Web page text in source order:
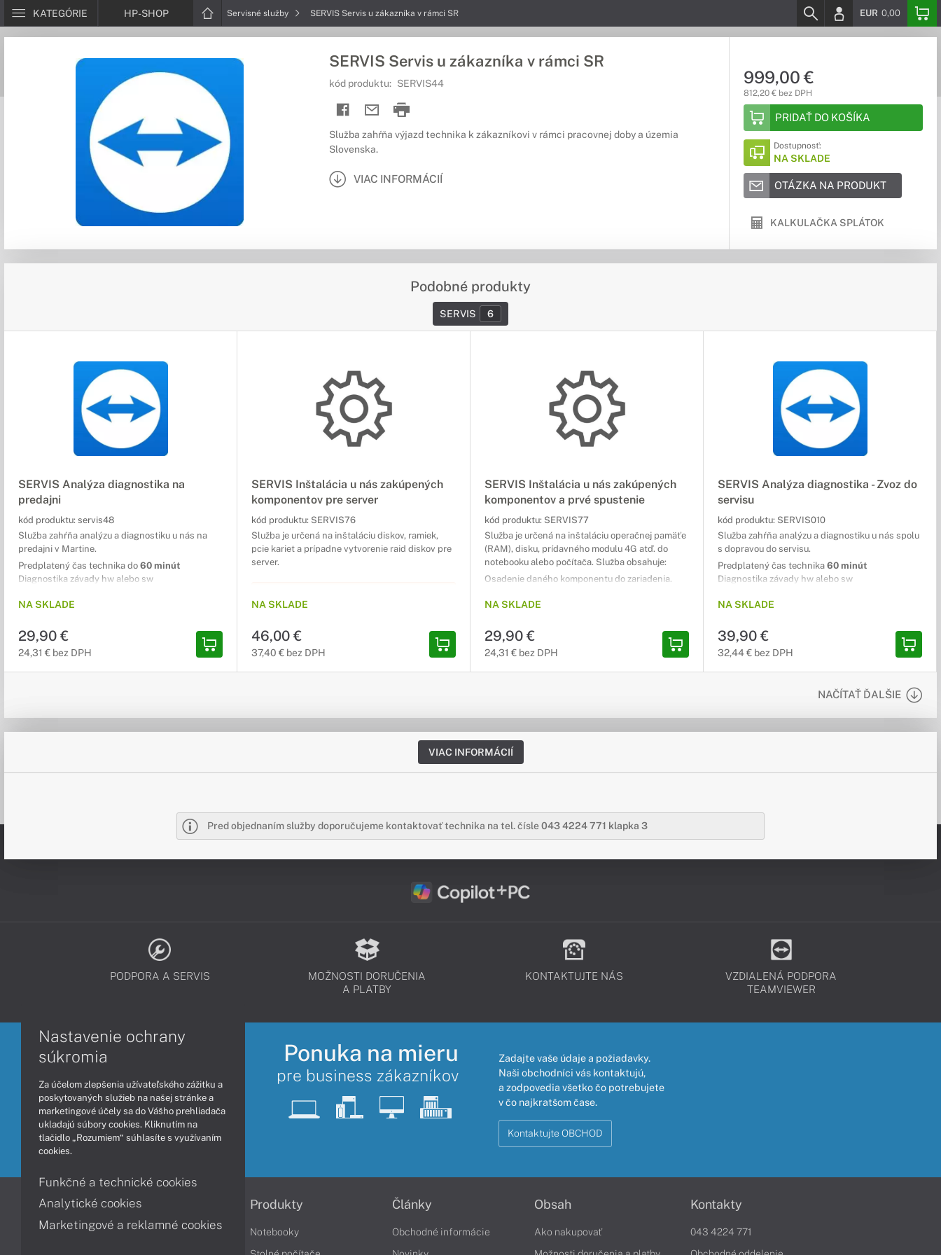
KATEGÓRIE HP-SHOP Servisné služby SERVIS Servis u zákazníka v rámci SR EUR 0,00
SERVIS Servis u zákazníka v rámci SR
kód produktu: SERVIS44
Služba zahŕňa výjazd technika k zákazníkovi v rámci pracovnej doby a územia
Slovenska.
VIAC INFORMÁCIÍ
999,00 €
812,20 € bez DPH
PRIDAŤ DO KOŠÍKA
Dostupnosť:
NA SKLADE
OTÁZKA NA PRODUKT
KALKULAČKA SPLÁTOK
Podobné produkty
SERVIS 6
SERVIS Analýza diagnostika na
predajni
kód produktu: servis48
Služba zahŕňa analýzu a diagnostiku u nás na
predajni v Martine.
Predplatený čas technika do 60 minút
Diagnostika závady hw alebo sw
NA SKLADE
29,90 €
24,31 € bez DPH
SERVIS Inštalácia u nás zakúpených
komponentov pre server
kód produktu: SERVIS76
Služba je určená na inštaláciu diskov, ramiek,
pcie kariet a prípadne vytvorenie raid diskov pre
server.
SAMOSTATNE
NA SKLADE
46,00 €
37,40 € bez DPH
SERVIS Inštalácia u nás zakúpených
komponentov a prvé spustenie
kód produktu: SERVIS77
Služba je určená na inštaláciu operačnej pamäťe
(RAM), disku, prídavného modulu 4G atď. do
notebooku alebo počítača. Služba obsahuje:
Osadenie daného komponentu do zariadenia.
Test funkčnosti a garanciu kompatibility daného
Doinštalovanie operačného systému
vrátane všetkých dostupných aktualizácií.
Aktualizáciu ovládačov a BIOSu.
Test funkčnosti hardvéru
(Chrome, Adobe Acrobat (PDF) a program na
správu archívov).
Inštaláciu zakúpeného softvéru
Ak si zákazník zakúpi microsoft office a
vytvorené microsoft konto.
NA SKLADE
29,90 €
24,31 € bez DPH
SERVIS Analýza diagnostika - Zvoz do
servisu
kód produktu: SERVIS010
Služba zahŕňa analýzu a diagnostiku u nás spolu
s dopravou do servisu.
Predplatený čas technika 60 minút
Diagnostika závady hw alebo sw
NA SKLADE
39,90 €
32,44 € bez DPH
NAČÍTAŤ ĎALŠIE
VIAC INFORMÁCIÍ
Pred objednaním služby doporučujeme kontaktovať technika na tel. čísle043 4224 771 klapka 3
PODPORA A SERVIS
MOŽNOSTI DORUČENIA
A PLATBY
KONTAKTUJTE NÁS
VZDIALENÁ PODPORA
TEAMVIEWER
Ponuka na mieru
pre business zákazníkov
Zadajte vaše údaje a požiadavky.
Naši obchodníci vás kontaktujú,
a zodpovedia všetko čo potrebujete
v čo najkratšom čase.
Kontaktujte OBCHOD
Informácie
Obchodné podmienky
Produkty
Notebooky
Články
Obchodné informácie
Obsah
Ako nakupovať
Kontakty
043 4224 771
Nastavenie ochrany
súkromia
Za účelom zlepšenia užívateľského zážitku a
poskytovaných služieb na našej stránke a
marketingové účely sa do Vášho prehliadača
ukladajú súbory cookies. Kliknutím na
tlačidlo „Rozumiem“ súhlasíte s využívaním
cookies.
Funkčné a technické cookies
Analytické cookies
Marketingové a reklamné cookies